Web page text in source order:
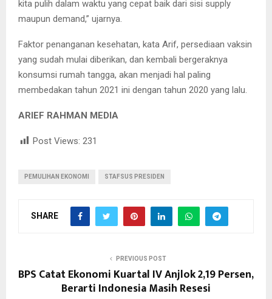
kita pulih dalam waktu yang cepat baik dari sisi supply
maupun demand,” ujarnya.
Faktor penanganan kesehatan, kata Arif, persediaan vaksin
yang sudah mulai diberikan, dan kembali bergeraknya
konsumsi rumah tangga, akan menjadi hal paling
membedakan tahun 2021 ini dengan tahun 2020 yang lalu.
ARIEF RAHMAN MEDIA
Post Views: 231
PEMULIHAN EKONOMI STAFSUS PRESIDEN
SHARE
PREVIOUS POST
BPS Catat Ekonomi Kuartal IV Anjlok 2,19 Persen,
Berarti Indonesia Masih Resesi